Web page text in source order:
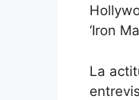
‘Iron
La